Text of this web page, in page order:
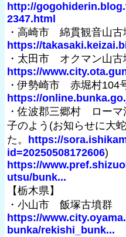
http://
2347.html
・高崎市 綿貫観音山
https://
・太田市 オクマン山
https://
・伊勢崎市 赤堀村104
https://
・佐波郡三郷村 ローマ
子のよう(お知らせに大
た。
https://
id=20250508172606)
https://
utsu/bunk...
【栃木県】
・小山市 飯塚古墳群
https://
bunka/rekishi_bunk...